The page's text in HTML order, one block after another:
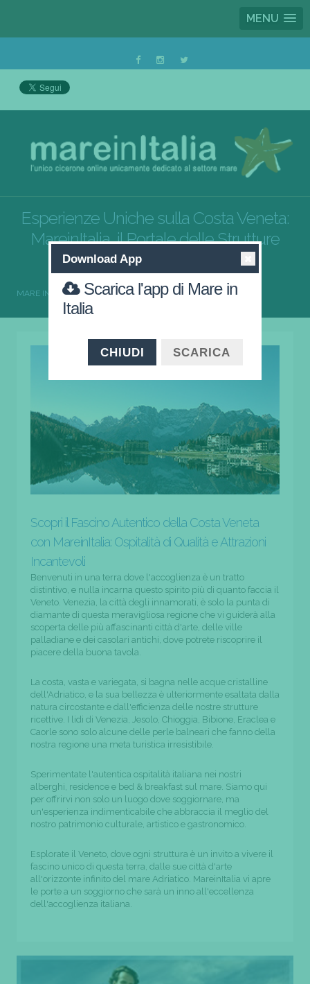
MENU
Esperienze Uniche sulla Costa Veneta:
MareinItalia, il Portale delle Strutture
Ricettive al Mare
MARE IN ITALIA VENETO
Scopri il Fascino Autentico della Costa Veneta
con MareinItalia: Ospitalità di Qualità e Attrazioni
Incantevoli
Benvenuti in una terra dove l'accoglienza è un tratto
distintivo, e nulla incarna questo spirito più di quanto faccia il
Veneto. Venezia, la città degli innamorati, è solo la punta di
diamante di questa meravigliosa regione che vi guiderà alla
scoperta delle più affascinanti città d'arte, delle ville
palladiane e dei casolari antichi, dove potrete riscoprire il
piacere della buona tavola.
La costa, vasta e variegata, si bagna nelle acque cristalline
dell'Adriatico, e la sua bellezza è ulteriormente esaltata dalla
natura circostante e dall'efficienza delle nostre strutture
ricettive. I lidi di Venezia, Jesolo, Chioggia, Bibione, Eraclea e
Caorle sono solo alcune delle perle balneari che fanno della
nostra regione una meta turistica irresistibile.
Sperimentate l'autentica ospitalità italiana nei nostri
alberghi, residence e bed & breakfast sul mare. Siamo qui
per offrirvi non solo un luogo dove soggiornare, ma
un'esperienza indimenticabile che abbraccia il meglio del
nostro patrimonio culturale, artistico e gastronomico.
Esplorate il Veneto, dove ogni struttura è un invito a vivere il
fascino unico di questa terra, dalle sue città d'arte
all'orizzonte infinito del mare Adriatico. MareinItalia vi apre
le porte a un soggiorno che sarà un inno all'eccellenza
dell'accoglienza italiana.
Download App
Scarica l'app di Mare in
Italia
CHIUDI SCARICA